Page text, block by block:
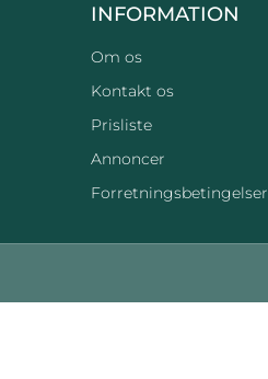
INFORMATION
Om os
Kontakt os
Prisliste
Annoncer
Forretningsbetingelser